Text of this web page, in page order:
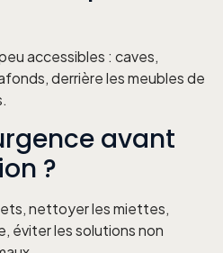
accessibles : caves,
derrière les meubles de
avant
?
nettoyer les miettes,
éviter les solutions non